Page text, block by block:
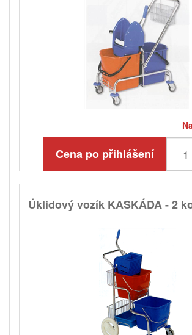
Cena po přihlášení
Úklidový vozík KASKÁDA - 2